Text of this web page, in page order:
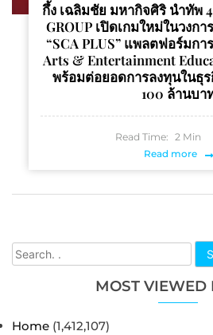
MOST VIEWED
Home (1,412,107)
กึ้ง เฉลิมชัย มหากิจศิริ นำทัพ
GROUP เปิดเกมใหม่ในวงก
“SCA PLUS” แพลตฟอร์มกา
Arts & Entertainment
พร้อมต่อยอดการลงทุนในธุ
100 ล้านบา
Read Time: 2 Min
Read more